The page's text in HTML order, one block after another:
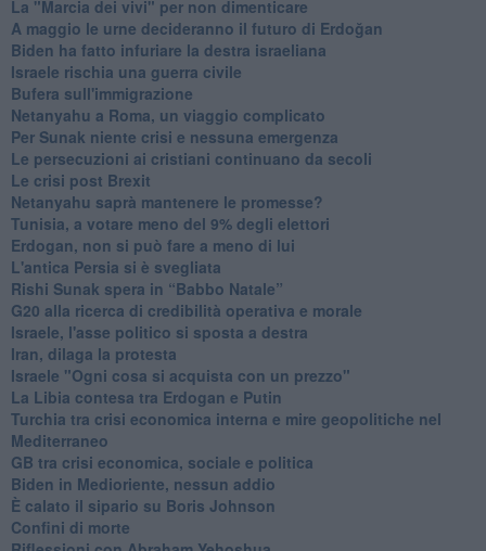
La "Marcia dei vivi" per non dimenticare
A maggio le urne decideranno il futuro di Erdoğan
Biden ha fatto infuriare la destra israeliana
Israele rischia una guerra civile
Bufera sull'immigrazione
Netanyahu a Roma, un viaggio complicato
Per Sunak niente crisi e nessuna emergenza
Le persecuzioni ai cristiani continuano da secoli
Le crisi post Brexit
Netanyahu saprà mantenere le promesse?
Tunisia, a votare meno del 9% degli elettori
Erdogan, non si può fare a meno di lui
L'antica Persia si è svegliata
Rishi Sunak spera in “Babbo Natale”
G20 alla ricerca di credibilità operativa e morale
Israele, l'asse politico si sposta a destra
Iran, dilaga la protesta
Israele "Ogni cosa si acquista con un prezzo"
La Libia contesa tra Erdogan e Putin
Turchia tra crisi economica interna e mire geopolitiche nel
Mediterraneo
GB tra crisi economica, sociale e politica
Biden in Medioriente, nessun addio
È calato il sipario su Boris Johnson
Confini di morte